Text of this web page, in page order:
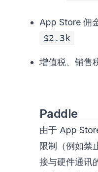
App Store 佣
$2.3k
增值税、销售
Paddle
由于 App
限制（例如禁
接与硬件通讯